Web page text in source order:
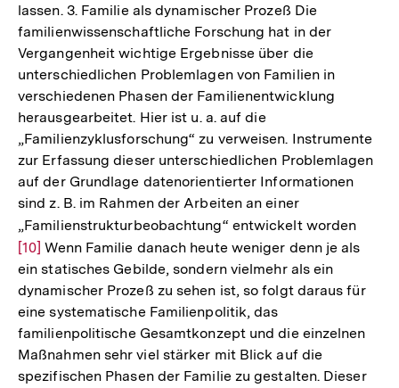
lassen. 3. Familie als dynamischer Prozeß Die
familienwissenschaftliche Forschung hat in der
Vergangenheit wichtige Ergebnisse über die
unterschiedlichen Problemlagen von Familien in
verschiedenen Phasen der Familienentwicklung
herausgearbeitet. Hier ist u. a. auf die
„Familienzyklusforschung“ zu verweisen. Instrumente
zur Erfassung dieser unterschiedlichen Problemlagen
auf der Grundlage datenorientierter Informationen
sind z. B. im Rahmen der Arbeiten an einer
„Familienstrukturbeobachtung“ entwickelt worden
[10] Wenn Familie danach heute weniger denn je als
ein statisches Gebilde, sondern vielmehr als ein
dynamischer Prozeß zu sehen ist, so folgt daraus für
eine systematische Familienpolitik, das
familienpolitische Gesamtkonzept und die einzelnen
Maßnahmen sehr viel stärker mit Blick auf die
spezifischen Phasen der Familie zu gestalten. Dieser